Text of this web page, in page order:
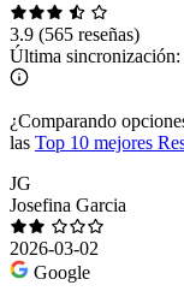
3.9 (565 reseñas)
Última sincronización:
¿Comparando
las Top 10 mejores
JG
Josefina Garcia
2026-03-02
Google